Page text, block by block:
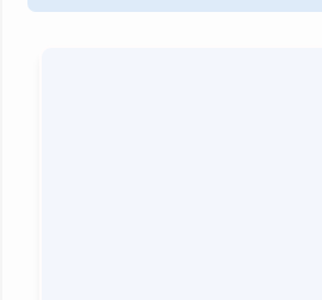
Dubai